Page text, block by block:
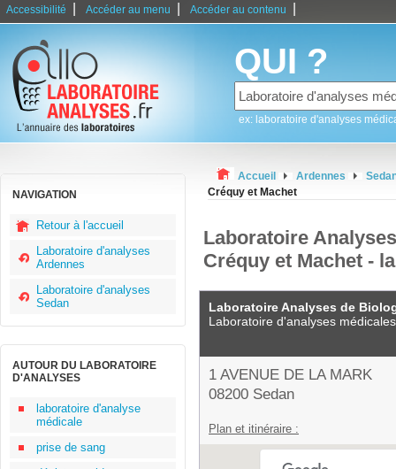
Accessibilité Accéder au menu Accéder au contenu
QUI ?
ex: laboratoire d'analyses
NAVIGATION
Retour à l'accueil
Laboratoire d'analyses
Ardennes
Laboratoire d'analyses
Sedan
AUTOUR DU LABORATOIRE
D'ANALYSES
laboratoire d'analyse
médicale
prise de sang
Accueil Ardennes
Créquy et Machet
Laboratoire
Créquy et Machet -
Laboratoire Analyses de
Laboratoire d'analyses médicales
1 AVENUE DE LA MARK
08200 Sedan
Plan et itinéraire :